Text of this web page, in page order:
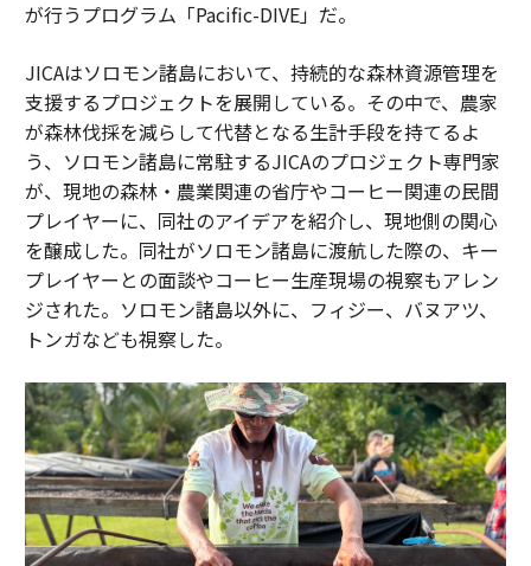
が行うプログラム「Pacific-DIVE」だ。
JICAはソロモン諸島において、持続的な森林資源管理を
支援するプロジェクトを展開している。その中で、農家
が森林伐採を減らして代替となる生計手段を持てるよ
う、ソロモン諸島に常駐するJICAのプロジェクト専門家
が、現地の森林・農業関連の省庁やコーヒー関連の民間
プレイヤーに、同社のアイデアを紹介し、現地側の関心
を醸成した。同社がソロモン諸島に渡航した際の、キー
プレイヤーとの面談やコーヒー生産現場の視察もアレン
ジされた。ソロモン諸島以外に、フィジー、バヌアツ、
トンガなども視察した。